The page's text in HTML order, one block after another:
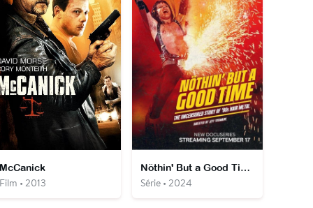
• 2013
Nöthin' But a Good Time : la vraie histoire du Hair Metal
Série • 2024